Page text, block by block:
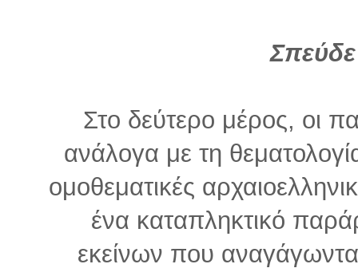
Στο δεύτερο μέρος, οι
ανάλογα με τη
ομοθεματικές
ένα καταπληκτικό
εκείνων που